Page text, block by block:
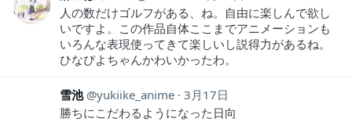
人の数だけゴルフがある、ね。自由に楽しんで欲し
いですよ。この作品自体ここまでアニメーションも
いろんな表現使ってきて楽しいし説得力があるね。
ひなぴよちゃんかわいかったわ。
雪池 yukiike_anime 3月17日
勝ちにこだわるようになった日向